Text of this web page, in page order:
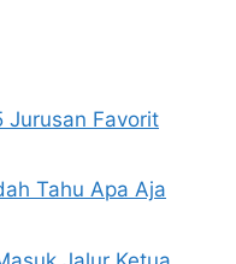
Jurusan Favorit
Tahu Apa Aja